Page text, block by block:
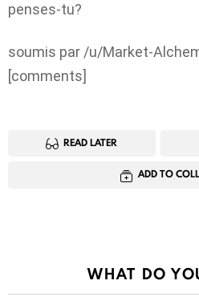
penses-tu?
soumis par /u/Market-
[comments]
READ LATER
ADD TO
WHAT DO